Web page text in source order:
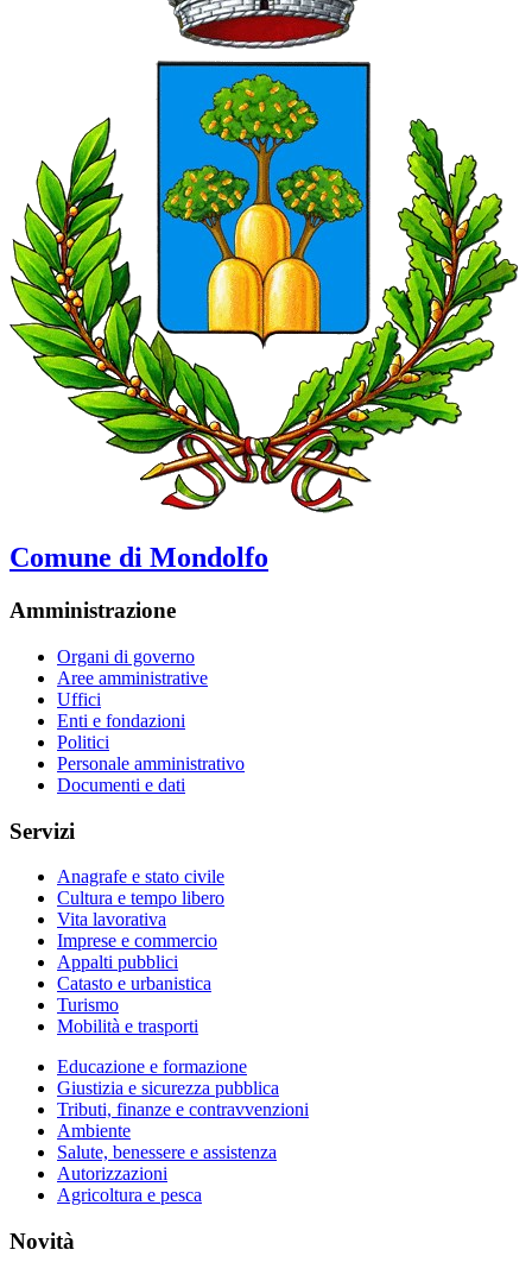
Comune di Mondolfo
Amministrazione
Organi di governo
Aree amministrative
Uffici
Enti e fondazioni
Politici
Personale amministrativo
Documenti e dati
Servizi
Anagrafe e stato civile
Cultura e tempo libero
Vita lavorativa
Imprese e commercio
Appalti pubblici
Catasto e urbanistica
Turismo
Mobilità e trasporti
Educazione e formazione
Giustizia e sicurezza pubblica
Tributi, finanze e contravvenzioni
Ambiente
Salute, benessere e assistenza
Autorizzazioni
Agricoltura e pesca
Novità